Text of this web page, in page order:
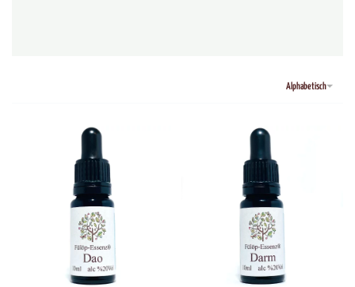
Alphabetisch